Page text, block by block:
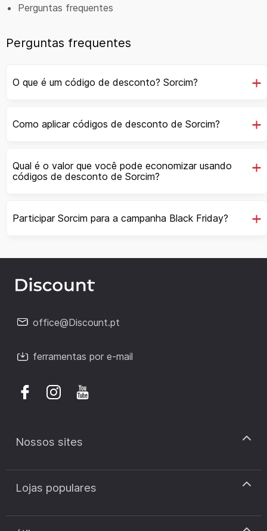
Perguntas frequentes
Perguntas frequentes
O que é um código de desconto? Sorcim?
Como aplicar códigos de desconto de Sorcim?
Qual é o valor que você pode economizar usando
códigos de desconto de Sorcim?
Participar Sorcim para a campanha Black Friday?
office@Discount.pt
ferramentas por e-mail
Nossos sites
discount.pt
discount.sk
Lojas populares
Cupão de desconto Zooplus